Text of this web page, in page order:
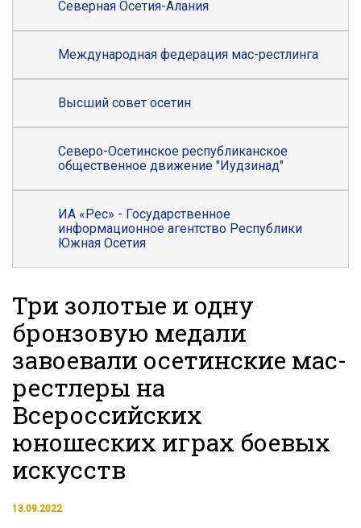
Северная Осетия-Алания
Международная федерация мас-рестлинга
Высший совет осетин
Северо-Осетинское республиканское
общественное движение "Иудзинад"
ИА «Рес» - Государственное
информационное агентство Республики
Южная Осетия
Три золотые и одну
бронзовую медали
завоевали осетинские мас-
рестлеры на
Всероссийских
юношеских играх боевых
искусств
13.09.2022